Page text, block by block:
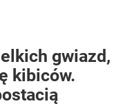
gwiazd,
kibiców.